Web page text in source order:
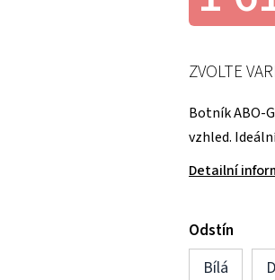
Botník ABO-
vzhled.
Detailní
Odstín
Bílá
ZVOLTE